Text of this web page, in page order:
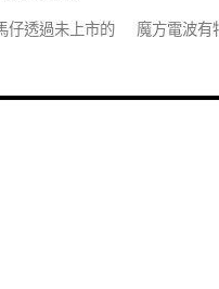
仔透過未上市的
魔方電波有